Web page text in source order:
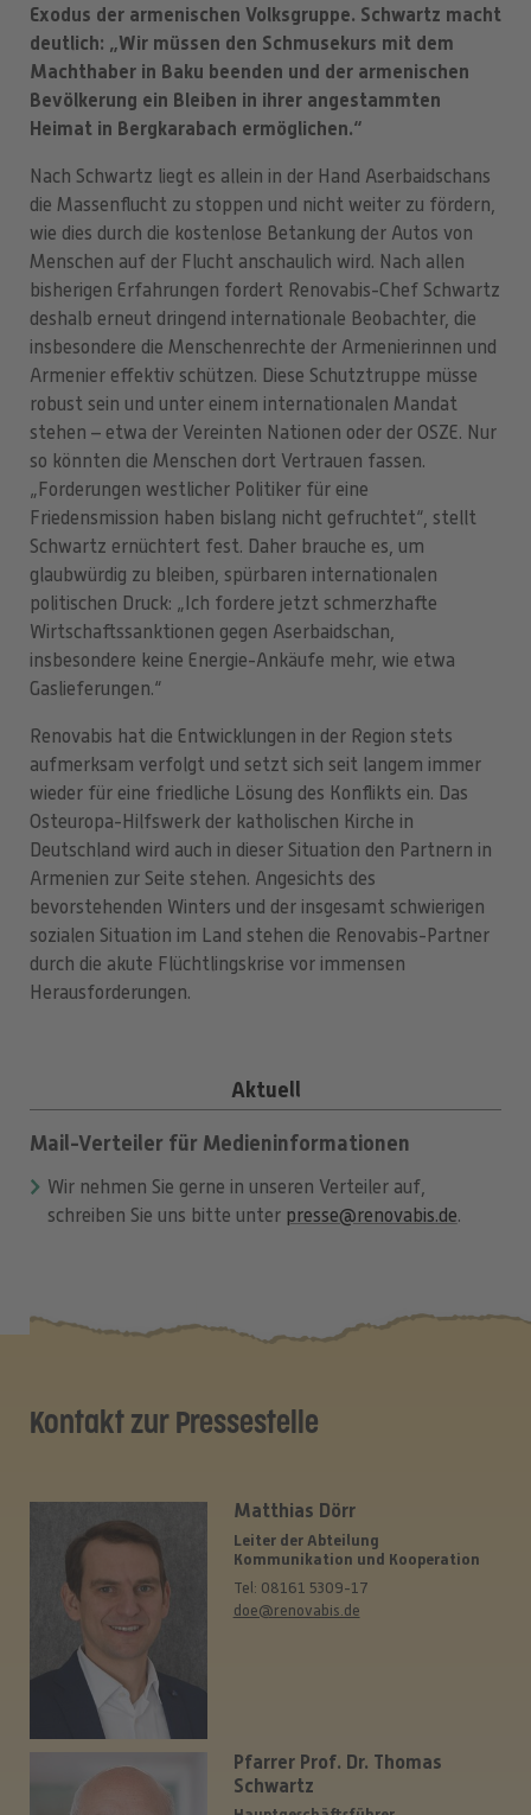
Exodus der armenischen Volksgruppe. Schwartz macht
deutlich: „Wir müssen den Schmusekurs mit dem
Machthaber in Baku beenden und der armenischen
Bevölkerung ein Bleiben in ihrer angestammten
Heimat in Bergkarabach ermöglichen.“
Nach Schwartz liegt es allein in der Hand Aserbaidschans
die Massenflucht zu stoppen und nicht weiter zu fördern,
wie dies durch die kostenlose Betankung der Autos von
Menschen auf der Flucht anschaulich wird. Nach allen
bisherigen Erfahrungen fordert Renovabis-Chef Schwartz
deshalb erneut dringend internationale Beobachter, die
insbesondere die Menschenrechte der Armenierinnen und
Armenier effektiv schützen. Diese Schutztruppe müsse
robust sein und unter einem internationalen Mandat
stehen – etwa der Vereinten Nationen oder der OSZE. Nur
so könnten die Menschen dort Vertrauen fassen.
„Forderungen westlicher Politiker für eine
Friedensmission haben bislang nicht gefruchtet“, stellt
Schwartz ernüchtert fest. Daher brauche es, um
glaubwürdig zu bleiben, spürbaren internationalen
politischen Druck: „Ich fordere jetzt schmerzhafte
Wirtschaftssanktionen gegen Aserbaidschan,
insbesondere keine Energie-Ankäufe mehr, wie etwa
Gaslieferungen.“
Renovabis hat die Entwicklungen in der Region stets
aufmerksam verfolgt und setzt sich seit langem immer
wieder für eine friedliche Lösung des Konflikts ein. Das
Osteuropa-Hilfswerk der katholischen Kirche in
Deutschland wird auch in dieser Situation den Partnern in
Armenien zur Seite stehen. Angesichts des
bevorstehenden Winters und der insgesamt schwierigen
sozialen Situation im Land stehen die Renovabis-Partner
durch die akute Flüchtlingskrise vor immensen
Herausforderungen.
Aktuell
Mail-Verteiler für Medieninformationen
Wir nehmen Sie gerne in unseren Verteiler auf,
schreiben Sie uns bitte unter presse@renovabis.de.
Kontakt zur Pressestelle
Matthias Dörr
Leiter der Abteilung
Kommunikation und Kooperation
Tel: 08161 5309-17
doe@renovabis.de
Pfarrer Prof. Dr. Thomas
Schwartz